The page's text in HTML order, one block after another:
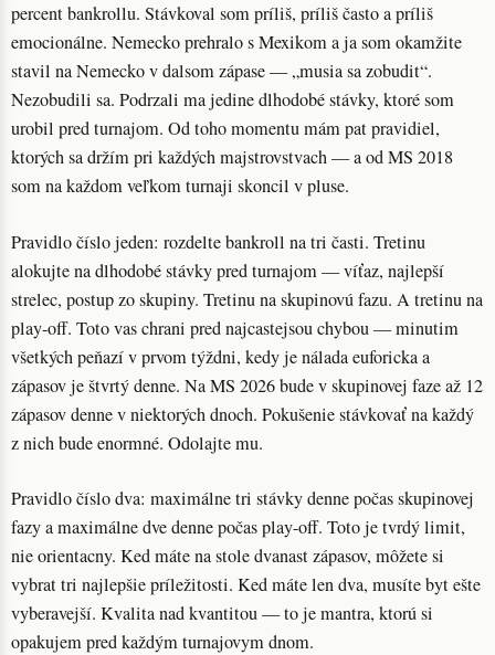
percent bankrollu. Stávkoval som príliš, príliš často a príliš
emocionálne. Nemecko prehralo s Mexikom a ja som okamžite
stavil na Nemecko v dalsom zápase — „musia sa zobudit“.
Nezobudili sa. Podrzali ma jedine dlhodobé stávky, ktoré som
urobil pred turnajom. Od toho momentu mám pat pravidiel,
ktorých sa držím pri každých majstrovstvach — a od MS 2018
som na každom veľkom turnaji skoncil v pluse.
Pravidlo číslo jeden: rozdelte bankroll na tri časti. Tretinu
alokujte na dlhodobé stávky pred turnajom — víťaz, najlepší
strelec, postup zo skupiny. Tretinu na skupinovú fazu. A tretinu na
play-off. Toto vas chrani pred najcastejsou chybou — minutim
všetkých peňazí v prvom týždni, kedy je nálada euforicka a
zápasov je štvrtý denne. Na MS 2026 bude v skupinovej faze až 12
zápasov denne v niektorých dnoch. Pokušenie stávkovať na každý
z nich bude enormné. Odolajte mu.
Pravidlo číslo dva: maximálne tri stávky denne počas skupinovej
fazy a maximálne dve denne počas play-off. Toto je tvrdý limit,
nie orientacny. Ked máte na stole dvanast zápasov, môžete si
vybrat tri najlepšie príležitosti. Ked máte len dva, musíte byt ešte
vyberavejší. Kvalita nad kvantitou — to je mantra, ktorú si
opakujem pred každým turnajovym dnom.